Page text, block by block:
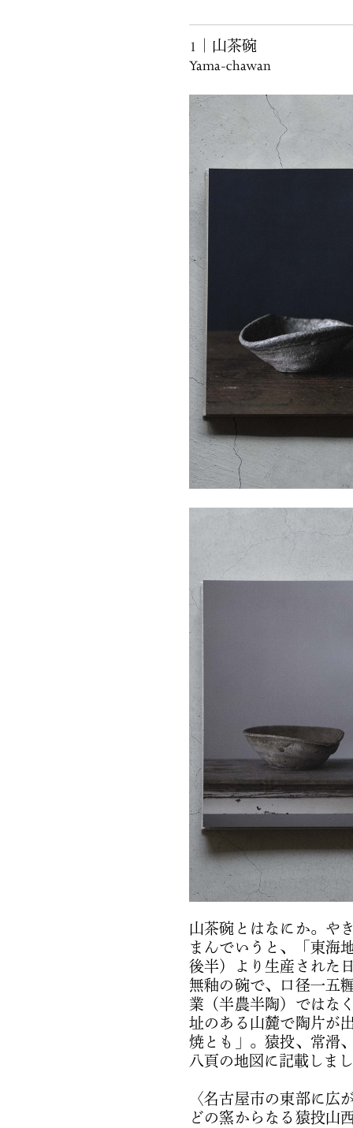
1｜山茶碗
Yama-chawan
山茶碗とはなにか。や
まんでいうと、「東海
後半）より生産された
無釉の碗で、口径一五
業（半農半陶）ではな
址のある山麓で陶片が
焼とも」。猿投、常滑
八頁の地図に記載しま
〈名古屋市の東部に広
どの窯からなる猿投山